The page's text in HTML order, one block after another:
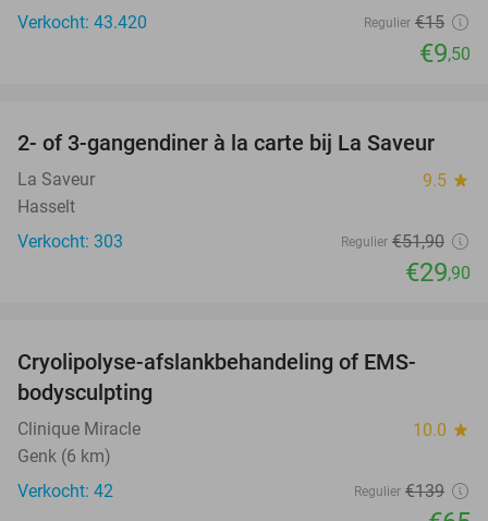
Verkocht: 43.420
Regulier €15
€9,50
42%
2- of 3-gangendiner à la carte bij La Saveur
La Saveur 9.5 star
Hasselt
Verkocht: 303
Regulier €51,90
€29,90
Cryolipolyse-afslankbehandeling of EMS-
bodysculpting
Clinique Miracle 10.0 star
Genk (6 km)
Verkocht: 42
Regulier €139